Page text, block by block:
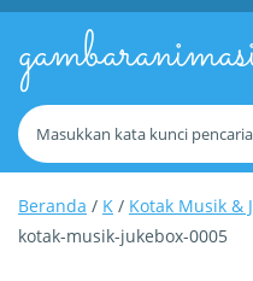
Beranda / K / Kotak Musik &
kotak-musik-jukebox-0005